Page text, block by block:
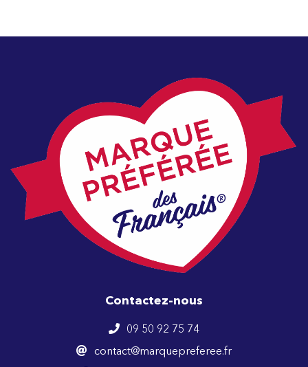
Contactez-nous
09 50 92 75 74
contact@marquepreferee.fr